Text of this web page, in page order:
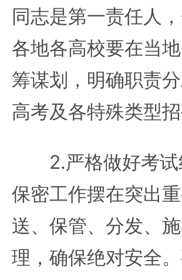
同志是第一责任人
各地各高校要在当
筹谋划，明确职责
高考及各特殊类型
2.严格做好考试
保密工作摆在突出
送、保管、分发、
理，确保绝对安全